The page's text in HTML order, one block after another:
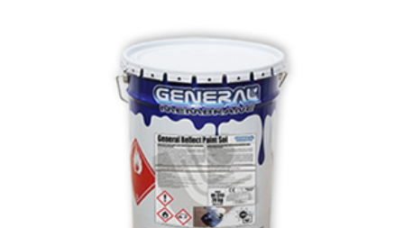
VEDI